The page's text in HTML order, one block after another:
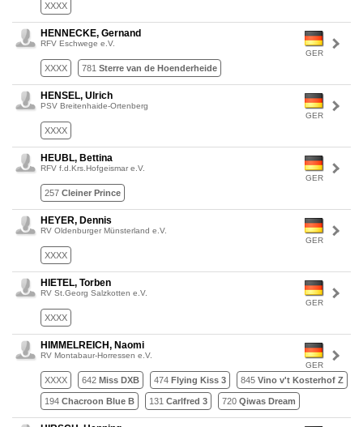
XXXX
GER
HENNECKE, Gernand
RFV Eschwege e.V.
XXXX 781 Sterre van de Hoenderheide
GER
HENSEL, Ulrich
PSV Breitenhaide-Ortenberg
XXXX
GER
HEUBL, Bettina
RFV f.d.Krs.Hofgeismar e.V.
257 Cleiner Prince
GER
HEYER, Dennis
RV Oldenburger Münsterland e.V.
XXXX
GER
HIETEL, Torben
RV St.Georg Salzkotten e.V.
XXXX
GER
HIMMELREICH, Naomi
RV Montabaur-Horressen e.V.
XXXX 642 Miss DXB 474 Flying Kiss 3 845 Vino v't Kosterhof Z
194 Chacroon Blue B 131 Carlfred 3 720 Qiwas Dream